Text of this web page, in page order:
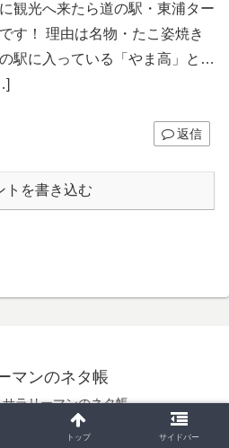
観光へ来たら道の駅・東浦ター
す！ 理由は名物・たこ姿焼き
駅に入っている「やま高」と…
返信
トを書き込む
マンのネタ帳
ラリーマンのネタ帳.
トップ サイドバー